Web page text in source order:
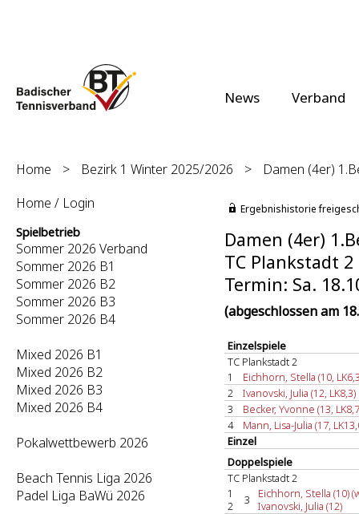
News Verband
Home > Bezirk 1 Winter 2025/2026 >
Damen (4er)
Home / Login
Spielbetrieb
Sommer 2026 Verband
Sommer 2026 B1
Sommer 2026 B2
Sommer 2026 B3
Sommer 2026 B4
Mixed 2026 B1
Mixed 2026 B2
Mixed 2026 B3
Mixed 2026 B4
Pokalwettbewerb 2026
Beach Tennis Liga 2026
Padel Liga BaWü 2026
Ergebnishistorie
Damen (4er)
TC Plankstadt
Termin: Sa.
(abgeschlossen am
Einzelspiele
TC Plankstadt 2
1
Eichhorn, Stella (10,
2
Ivanovski, Julia (12, LK8,3)
3
Becker, Yvonne (13,
4
Mann, Lisa-Julia (17,
Einzel
Doppelspiele
TC Plankstadt 2
1
2
3
Eichhorn, Stella (10)
Ivanovski, Julia (12)